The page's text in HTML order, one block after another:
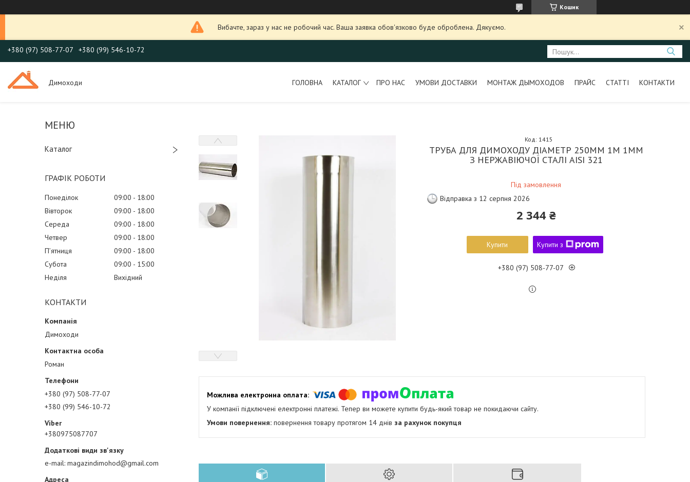
Кошик
Вибачте, зараз у нас не робочий час. Ваша заявка обов'язково буде оброблена. Дякуємо.
+380 (97) 508-77-07 +380 (99) 546-10-72
Димоходи ГОЛОВНА КАТАЛОГ ПРО НАС УМОВИ ДОСТАВКИ МОНТАЖ ДЫМОХОДОВ ПРАЙС СТАТТІ КОНТАКТИ
Каталог
ГРАФІК РОБОТИ
Понеділок 09:00
18:00
Вівторок
09:00
18:00
Середа
09:00
18:00
Четвер
09:00
18:00
Пʼятниця
09:00
18:00
Субота
09:00
15:00
Неділя
Вихідний
КОНТАКТИ
Димоходи
Роман
+380 (97) 508-77-07
+380 (99) 546-10-72
+380975087707
e-mail magazindimohod@gmail.com
ТРУБА ДЛЯ ДИМОХОДУ ДІАМЕТР 250ММ 1М 1ММ
З НЕРЖАВІЮЧОЇ СТАЛІ AISI 321
Під замовлення
Код: 1415
Відправка з 12 серпня 2026
2 344 ₴
Купити Купити з
+380 (97) 508-77-07
У компанії підключені електронні платежі. Тепер ви можете купити будь-який товар не покидаючи сайту.
повернення товару протягом 14 днів за рахунок покупця